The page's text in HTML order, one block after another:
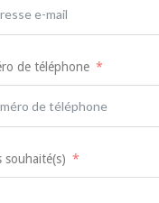
de téléphone
souhaité(s)